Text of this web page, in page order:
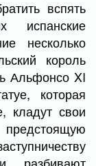
вспять
испанские
несколько
король
Альфонсо XI
которая
кладут свои